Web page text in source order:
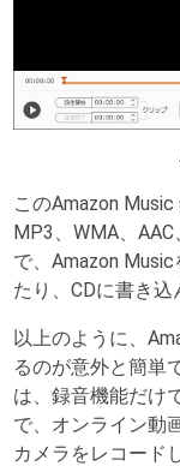
このAmazon
MP3、WMA、
で、Amazon
たり、CDに書き込
以上のように、
るのが意外と簡単
は、録音機能だけ
で、オンライン動
カメラをレコード